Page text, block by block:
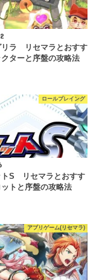
リラ リセマラとおすす
ターと序盤の攻略法
ロールプレイング
トS リセマラとおすす
トと序盤の攻略法
アプリゲーム(リセマラ)